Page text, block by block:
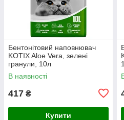
Бентонітовий наповнювач
KOTIX Aloe Vera, зелені
гранули, 10л
В наявності
417 ₴
Купити